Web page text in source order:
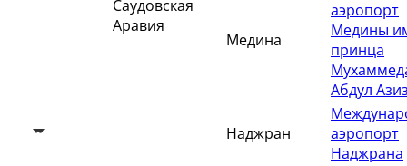
Саудовская
Аравия
Медина
аэропорт
Медины
принца
Абдул
Наджран
аэропорт
Наджрана